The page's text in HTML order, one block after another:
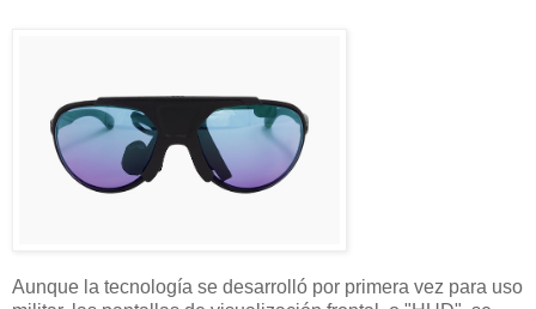
Aunque la tecnología se desarrolló por primera vez para uso